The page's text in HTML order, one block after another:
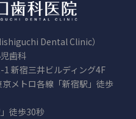
Dental Clinic）
歯科
新宿三井ビルディング4F
メトロ各線「新宿駅」徒歩
徒歩30秒